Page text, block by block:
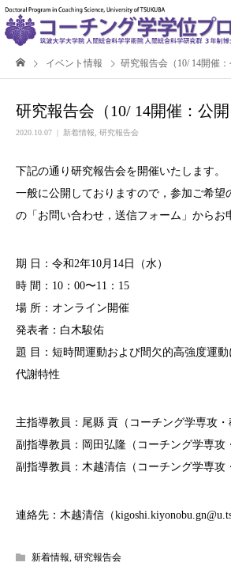
イベント情報 研究報告会（10/ 14開催
研究報告会（10/ 14開催：公
2020.10.07 新着情報 研究報告会
下記の通り研究報告会を開催いたします。
一般に公開しておりますので，参加ご希望
の「お問い合わせ，送信フォーム」からお
期 日：令和2年10月14日（水）
時 間：10：00〜11：15
場 所：オンライン開催
発表者：白木駿佑
題 目：短時間運動および間欠的高強度運
代謝特性
主指導教員：尾縣 貢（コーチング学専攻・
副指導教員：岡田弘隆（コーチング学専攻
副指導教員：木越清信（コーチング学専攻
連絡先：木越清信（
新着情報, 研究報告会